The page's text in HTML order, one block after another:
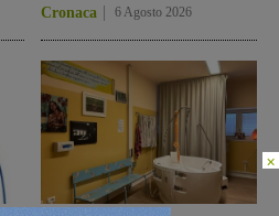
Cronaca 6 Agosto 2026
×